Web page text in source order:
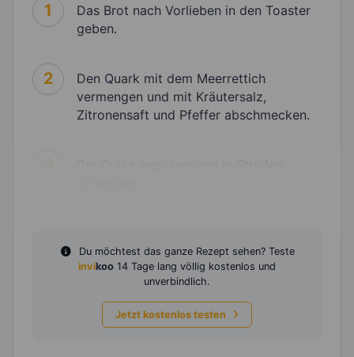
1
Das Brot nach Vorlieben in den Toaster
geben.
2
Den Quark mit dem Meerrettich
vermengen und mit Kräutersalz,
Zitronensaft und Pfeffer abschmecken.
Du möchtest das ganze Rezept sehen? Teste
invikoo 14 Tage lang völlig kostenlos und
unverbindlich.
Jetzt kostenlos testen